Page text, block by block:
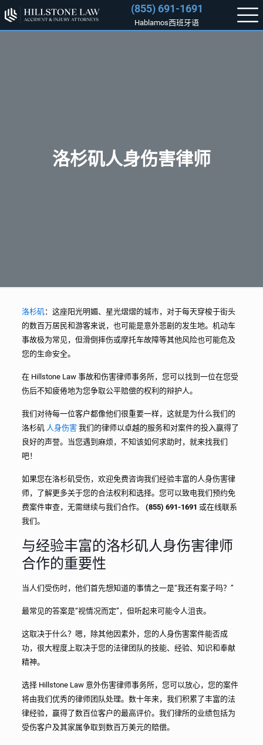
(855) 691-1691
Hablamos西班牙语
洛杉矶人身伤害律师
洛杉矶：这座阳光明媚、星光熠熠的城市，对于每天穿梭于街头
的数百万居民和游客来说，也可能是意外悲剧的发生地。机动车
事故极为常见，但滑倒摔伤或摩托车故障等其他风险也可能危及
您的生命安全。
在 Hillstone Law 事故和伤害律师事务所，您可以找到一位在您受
伤后不知疲倦地为您争取公平赔偿的权利的辩护人。
我们对待每一位客户都像他们很重要一样，这就是为什么我们的
洛杉矶 人身伤害我们的律师以卓越的服务和对案件的投入赢得了
良好的声誉。当您遇到麻烦，不知该如何求助时，就来找我们
吧！
如果您在洛杉矶受伤，欢迎免费咨询我们经验丰富的人身伤害律
师，了解更多关于您的合法权利和选择。您可以致电我们预约免
费案件审查，无需继续与我们合作。 (855) 691-1691 或在线联系
我们。
与经验丰富的洛杉矶人身伤害律师
合作的重要性
当人们受伤时，他们首先想知道的事情之一是“我还有案子吗？”
最常见的答案是“视情况而定”，但听起来可能令人沮丧。
这取决于什么？嗯，除其他因素外，您的人身伤害案件能否成
功，很大程度上取决于您的法律团队的技能、经验、知识和奉献
精神。
选择 Hillstone Law 意外伤害律师事务所，您可以放心，您的案件
将由我们优秀的律师团队处理。数十年来，我们积累了丰富的法
律经验，赢得了数百位客户的最高评价。我们律所的业绩包括为
受伤客户及其家属争取到数百万美元的赔偿。